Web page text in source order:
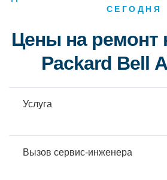
СЕГОДНЯ
Цены на ремонт
Packard Bell
Услуга
Вызов сервис-инженера